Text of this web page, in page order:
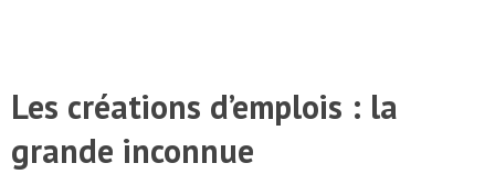
Les créations d’emplois : la
grande inconnue